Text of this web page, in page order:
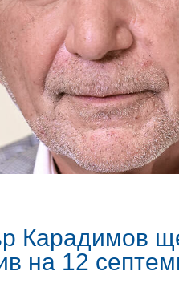
Карадимов
на 12